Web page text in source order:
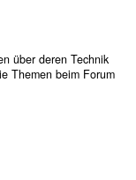
über deren Technik
Themen beim Forum